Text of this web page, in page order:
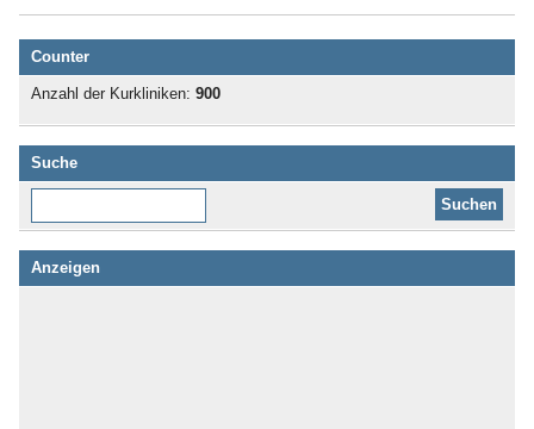
Counter
Anzahl der Kurkliniken: 900
Suche
Anzeigen